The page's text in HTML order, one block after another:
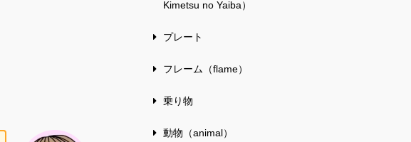
Kimetsu no Yaiba）
プレート
フレーム（flame）
乗り物
動物（animal）